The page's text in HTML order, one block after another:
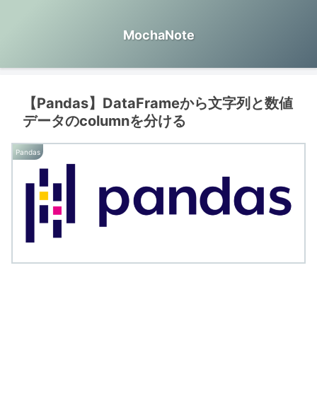
MochaNote
【Pandas】DataFrameから文字列と数値
データのcolumnを分ける
Pandas